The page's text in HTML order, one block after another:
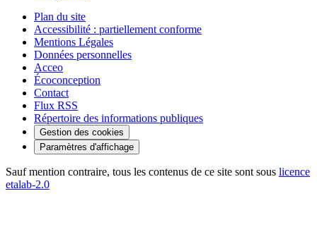
Plan du site
Accessibilité : partiellement conforme
Mentions Légales
Données personnelles
Acceo
Écoconception
Contact
Flux RSS
Répertoire des informations publiques
Gestion des cookies
Paramètres d'affichage
Sauf mention contraire, tous les contenus de ce site sont sous licence
etalab-2.0